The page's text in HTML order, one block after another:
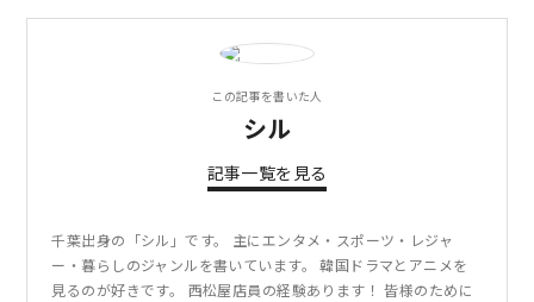
この記事を書いた人
シル
記事一覧を見る
千葉出身の「シル」です。 主にエンタメ・スポーツ・レジャ
ー・暮らしのジャンルを書いています。 韓国ドラマとアニメを
見るのが好きです。 西松屋店員の経験あります！ 皆様のために